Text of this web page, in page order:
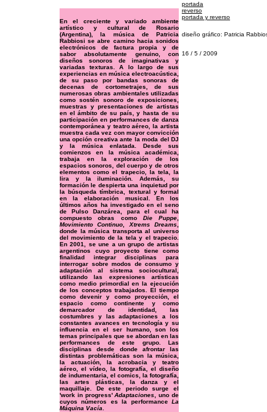
En el creciente y variado ambiente
artístico y cultural de Rosario
(Argentina), la música de Patricia
Rabbiosi se abre camino hacia sonidos
electrónicos de factura propia y de
sabor absolutamente genuino, con
diseños sonoros de imaginativas y
variadas texturas. A lo largo de sus
experiencias en música electroacústica,
de su paso por bandas sonoras de
decenas de cortometrajes, de sus
numerosas obras ambientales utilizadas
como sostén sonoro de exposiciones,
muestras y presentaciones de artistas
en el ámbito de su país, y hasta de su
participación en performances de danza
contemporánea y teatro aéreo, la artista
muestra cada vez con mayor convicción
una opción creativa ante la moda del DJ
y la música enlatada. Desde sus
comienzos en la música académica,
trabaja en la exploración de los
espacios sonoros, del cuerpo y de otros
elementos como el trapecio, la tela, la
lira y la iluminación. Además, su
formación le despierta una inquietud por
la búsqueda tímbrica, textural y formal
en la elaboración musical. En los
últimos años ha investigado en el seno
de Pulso Danzárea, para el cual ha
compuesto obras como Die Puppe
Movimiento Continuo
Xtrems Dreams
donde la música transporta al universo
del movimiento de la tela y el trapecio.
En 2001, se une a un grupo de artistas
argentinos cuyo proyecto tiene como
finalidad integrar disciplinas para
interrogar sobre modos de consumo y
adaptación al sistema sociocultural,
utilizando las expresiones artísticas
como medio primordial en la ejecución
de los conceptos trabajados. El tiempo
como devenir y como proyección, el
espacio como continente y como
demarcador de identidad, las
costumbres y las adaptaciones a los
constantes avances en tecnología y su
influencia en el ser humano, son los
temas principales que se abordan en las
performances de este grupo. Las
disciplinas desde donde afrontar las
distintas problemáticas son la música,
la actuación, la acrobacia y teatro
aéreo, el vídeo, la fotografía, el diseño
de indumentaria, el comics, la fotografía,
las artes plásticas, la danza y el
maquillaje. De este periodo surge el
'work in progress'Adaptaciones
, uno de
cuyos números es la performance La
Máquina Vacía
portada
reverso
portada y reverso
diseño gráfico: Patricia
16 / 5 / 2009